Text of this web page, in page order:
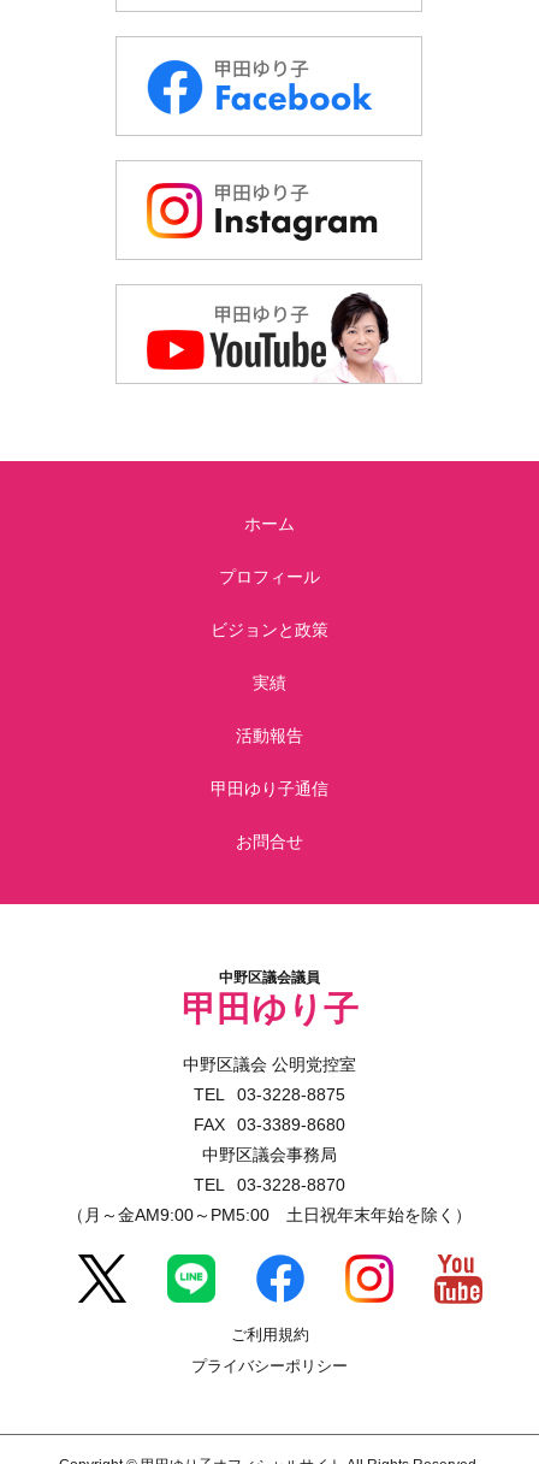
ホーム
プロフィール
ビジョンと政策
実績
活動報告
甲田ゆり子通信
お問合せ
中野区議会議員
甲田ゆり子
中野区議会 公明党控室
03-3228-8875
03-3389-8680
中野区議会事務局
03-3228-8870
（月～金AM9:00～PM5:00 土日祝年末年始を除く）
ご利用規約
プライバシーポリシー